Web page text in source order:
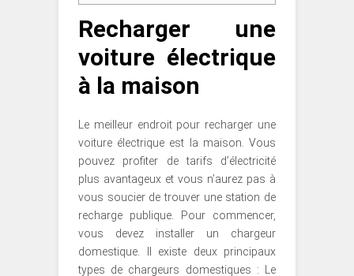
Recharger une
voiture électrique
à la maison
Le meilleur endroit pour recharger une
voiture électrique est la maison. Vous
pouvez profiter de tarifs d’électricité
plus avantageux et vous n’aurez pas à
vous soucier de trouver une station de
recharge publique. Pour commencer,
vous devez installer un chargeur
domestique. Il existe deux principaux
types de chargeurs domestiques : Le